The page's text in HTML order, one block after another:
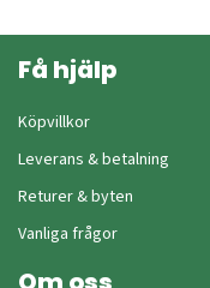
Få hjälp
Köpvillkor
Leverans & betalning
Returer & byten
Vanliga frågor